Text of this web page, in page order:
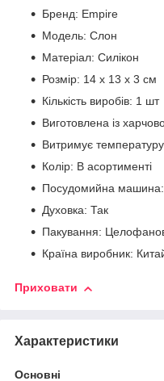
Бренд: Empire
Модель: Слон
Матеріал: Силікон
Розмір: 14 х 13 х 3 см
Кількість виробів: 1 шт
Виготовлена із
Витримує
Колір: В асортименті
Посудомийна
Духовка: Так
Пакування:
Країна виробник:
Приховати
Характеристики
Основні